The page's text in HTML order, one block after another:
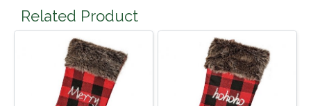
Related Product